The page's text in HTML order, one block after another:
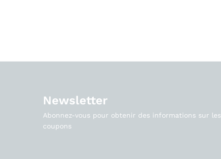
Newsletter
Abonnez-vous pour obtenir des informations sur
coupons